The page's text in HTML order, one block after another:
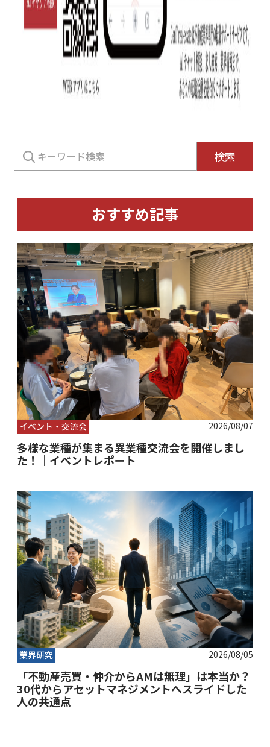
索:
検索
おすすめ記事
イベント・交流会 2026/08/07
多様な業種が集まる異業種交流会を開催しまし
た！｜イベントレポート
業界研究 2026/08/05
「不動産売買・仲介からAMは無理」は本当か？
30代からアセットマネジメントへスライドした
人の共通点